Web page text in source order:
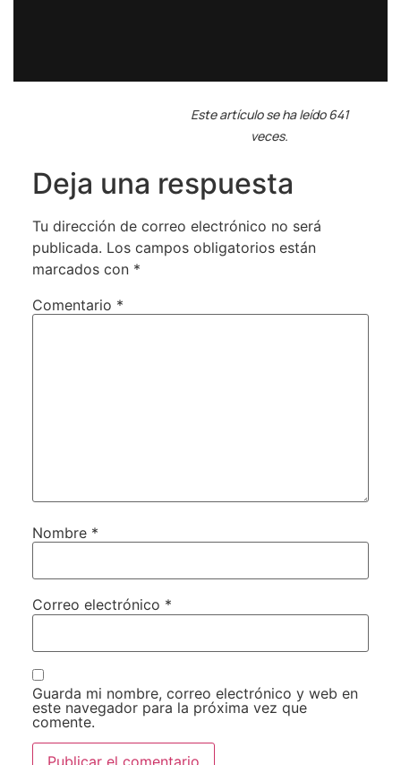
Este artículo se ha leído 641
veces.
Deja una respuesta
Tu dirección de correo electrónico no será
publicada. Los campos obligatorios están
marcados con *
Comentario *
Nombre *
Correo electrónico *
Guarda mi nombre, correo electrónico y web en
este navegador para la próxima vez que
comente.